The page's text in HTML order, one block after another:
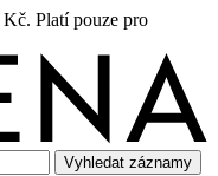
Platí pouze pro
Vyhledat záznamy